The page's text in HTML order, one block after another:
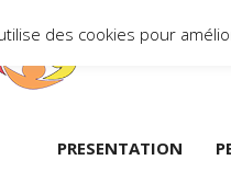
PRESENTATION
des cookies pour